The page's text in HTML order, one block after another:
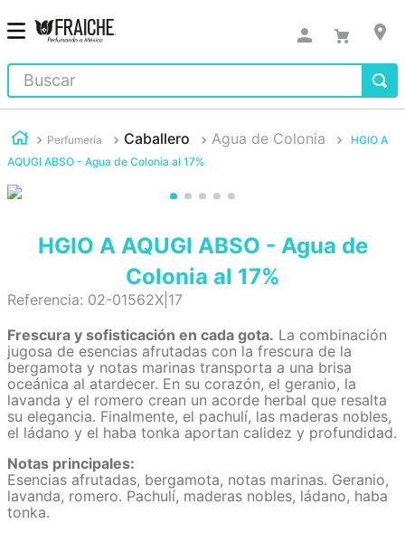
Buscar
Perfumería Caballero Agua de Colonia
HGIO A
AQUGI ABSO - Agua de Colonia al 17%
HGIO A AQUGI ABSO - Agua de
Colonia al 17%
Referencia: 02-01562X|17
Frescura y sofisticación en cada gota. La combinación
jugosa de esencias afrutadas con la frescura de la
bergamota y notas marinas transporta a una brisa
oceánica al atardecer. En su corazón, el geranio, la
lavanda y el romero crean un acorde herbal que resalta
su elegancia. Finalmente, el pachulí, las maderas nobles,
el ládano y el haba tonka aportan calidez y profundidad.
Notas principales:
Esencias afrutadas, bergamota, notas marinas. Geranio,
lavanda, romero. Pachulí, maderas nobles, ládano, haba
tonka.